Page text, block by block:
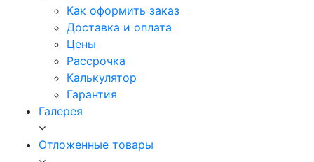
Как оформить заказ
Доставка и оплата
Цены
Рассрочка
Калькулятор
Гарантия
Галерея
Отложенные товары